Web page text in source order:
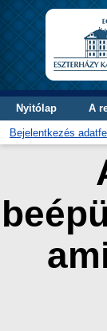
Nyitólap A
Bejelentkezés